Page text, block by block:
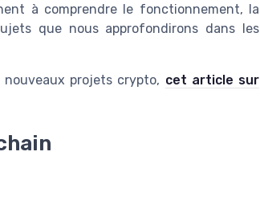
à comprendre le fonctionnement, la
que nous approfondirons dans les
projets crypto, cet article sur